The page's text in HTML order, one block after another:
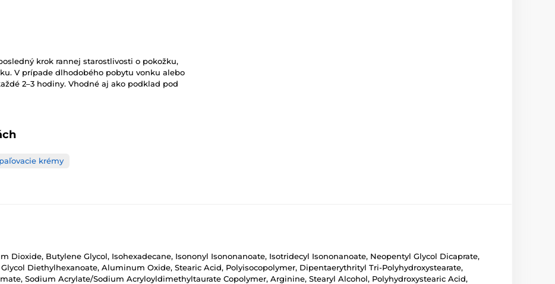
krok rannej starostlivosti o pokožku,
V prípade dlhodobého pobytu vonku alebo
2–3 hodiny. Vhodné aj ako podklad pod
krémy
Dioxide, Butylene Glycol, Isohexadecane, Isononyl Isononanoate, Isotridecyl Isononanoate, Neopentyl Glycol Dicaprate,
Diethylhexanoate, Aluminum Oxide, Stearic Acid, Polyisocopolymer, Dipentaerythrityl Tri-Polyhydroxystearate,
Sodium Acrylate/Sodium Acryloyldimethyltaurate Copolymer, Arginine, Stearyl Alcohol, Polyhydroxystearic Acid,